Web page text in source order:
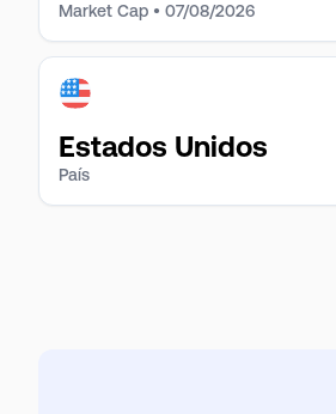
Market Cap • 07/08/2026
Estados Unidos
País